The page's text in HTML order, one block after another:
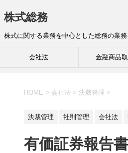
株式総務
株式に関する業務を中心とした総務の業務
会社法 金融商品
HOME > 会社法 > 決裁管理 >
決裁管理 社則管理 会社法
有価証券報告